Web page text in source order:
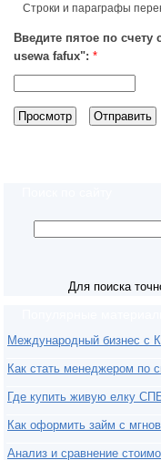
Строки и параграфы
Введите пятое по
usewa fafux": *
Для поиска
Международный бизнес с
Как стать менеджером по
Где купить живую елку
Как оформить займ с
Анализ и сравнение